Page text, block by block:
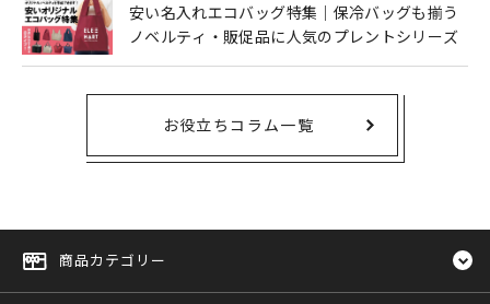
安い名入れエコバッグ特集｜保冷バッグも揃う
ノベルティ・販促品に人気のプレントシリーズ
お役立ちコラム一覧
商品カテゴリー